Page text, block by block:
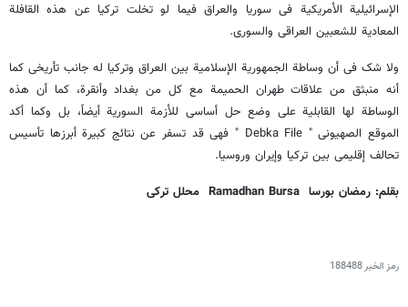
الإسرائیلیة الأمریکیة فی سوریا والعراق فیما لو تخلت ترکیا عن هذه القافلة
المعادیة للشعبین العراقی والسوری.
ولا شک فی أن وساطة الجمهوریة الإسلامیة بین العراق وترکیا له جانب تأریخی کما
أنه منبثق من علاقات طهران الحمیمة مع کل من بغداد وأنقرة، کما أن هذه
الوساطة لها القابلیة على وضع حل أساسی للأزمة السوریة أیضاً، بل وکما أکد
الموقع الصهیونی " Debka File " فهی قد تسفر عن نتائج کبیرة أبرزها تأسیس
تحالف إقلیمی بین ترکیا وإیران وروسیا.
بقلم: رمضان بورسا Ramadhan Bursa محلل ترکی
رمز الخبر188488